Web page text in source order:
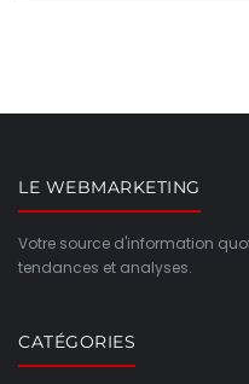
LE WEBMARKETING
Votre source d'information
tendances et analyses.
CATÉGORIES